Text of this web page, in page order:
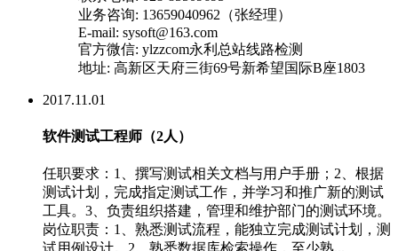
业务咨询: 13659040962（张经理）
E-mail: sysoft@163.com
官方微信: ylzzcom永利总站线路检测
地址: 高新区天府三街69号新希望国际B座1803
2017.11.01
软件测试工程师（2人）
任职要求：1、撰写测试相关文档与用户手册；2、根据
测试计划，完成指定测试工作，并学习和推广新的测试
工具。3、负责组织搭建，管理和维护部门的测试环境。
岗位职责：1、熟悉测试流程，能独立完成测试计划，测
试用例设计。2、熟悉数据库检索操作，至少熟...